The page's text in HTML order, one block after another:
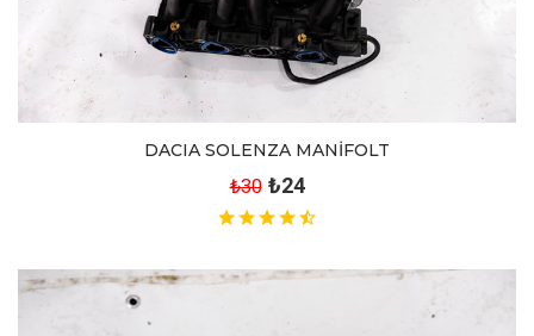
DACIA SOLENZA MANİFOLT
₺30 ₺24